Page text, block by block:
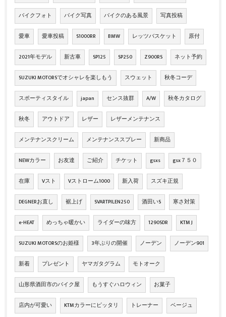
バイクフォト バイク写真 バイクのある風景 写真投稿
愛車 愛車投稿 S1000RR BMW レッツバスケット 原付
2021年モデル 新古車 SP125 SP250 Z900RS ネット予約
SUZUKI MOTORSでオシャレを楽しもう スウェット 秋冬コーデ
スポーティスタイル japan センス抜群 A/W 秋冬カタログ
秋冬 アウトドア レザー レザーメンテナンス
メンテナンスクリーム メンテナンススプレー 新商品
NEWカラー お友達 ご紹介 チケット gsxs gsx７５０
在庫 Vスト Vストローム1000 新入荷 スズキ正規
DEGNERお直し 裾上げ SVARTPILEN250 酒田いS 寒さ対策
e-HEAT めっちゃ暖かい ライダーの味方 1290SDR KTM J
SUZUKI MOTORSのお姫様 3年ぶりの開催 ノーデン ノーデン901
新着 プレゼント ヤマガタグラム モトオーク
山形県酒田市のバイク屋 もうすぐハロウィン お菓子
店内が可愛い KTMカラーにピッタリ トレーナー ベージュ